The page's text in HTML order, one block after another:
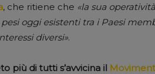
, che ritiene che «la sua
oggi esistenti tra i Paesi
diversi».
più di tutti s’avvicina il